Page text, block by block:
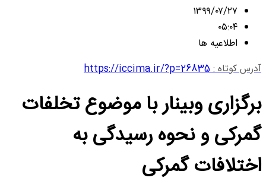
۱۳۹۹/۰۷/۲۷
۰۵:۰۴
اطلاعیه ها
آدرس کوتاه :https://iccima.ir/?p=26835
برگزاری وبینار با موضوع تخلفات
گمرکی و نحوه رسیدگی به
اختلافات گمرکی